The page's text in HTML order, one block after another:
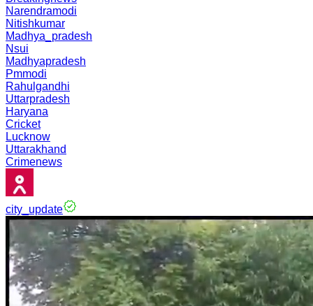
Narendramodi
Nitishkumar
Madhya_pradesh
Nsui
Madhyapradesh
Pmmodi
Rahulgandhi
Uttarpradesh
Haryana
Cricket
Lucknow
Uttarakhand
Crimenews
city_update